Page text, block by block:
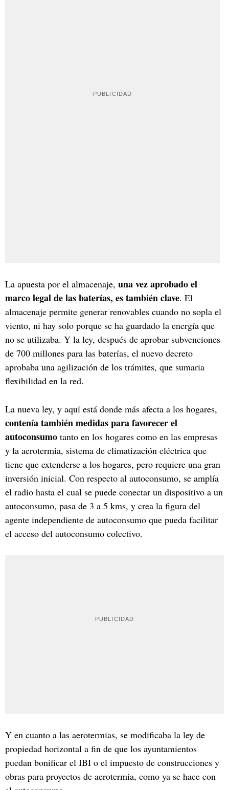
La apuesta por el almacenaje, una vez aprobado el
marco legal de las baterías, es también clave. El
almacenaje permite generar renovables cuando no sopla el
viento, ni hay solo porque se ha guardado la energía que
no se utilizaba. Y la ley, después de aprobar subvenciones
de 700 millones para las baterías, el nuevo decreto
aprobaba una agilización de los trámites, que sumaria
flexibilidad en la red.
La nueva ley, y aquí está donde más afecta a los hogares,
contenía también medidas para favorecer el
autoconsumo tanto en los hogares como en las empresas
y la aerotermia, sistema de climatización eléctrica que
tiene que extenderse a los hogares, pero requiere una gran
inversión inicial. Con respecto al autoconsumo, se amplía
el radio hasta el cual se puede conectar un dispositivo a un
autoconsumo, pasa de 3 a 5 kms, y crea la figura del
agente independiente de autoconsumo que pueda facilitar
el acceso del autoconsumo colectivo.
Y en cuanto a las aerotermias, se modificaba la ley de
propiedad horizontal a fin de que los ayuntamientos
puedan bonificar el IBI o el impuesto de construcciones y
obras para proyectos de aerotermia, como ya se hace con